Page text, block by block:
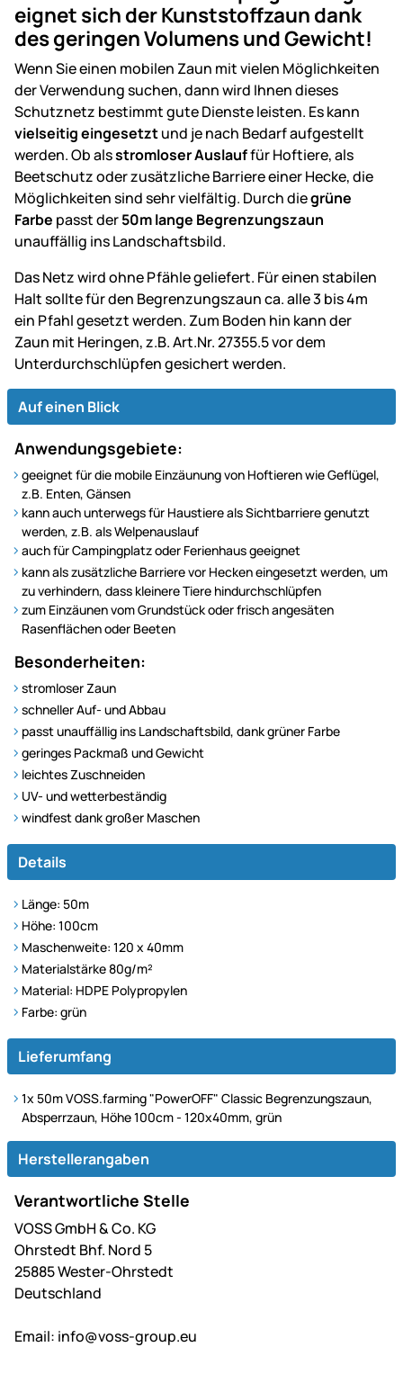
eignet sich der Kunststoffzaun dank
des geringen Volumens und Gewicht!
Wenn Sie einen mobilen Zaun mit vielen Möglichkeiten
der Verwendung suchen, dann wird Ihnen dieses
Schutznetz bestimmt gute Dienste leisten. Es kann
vielseitig eingesetztund je nach Bedarf aufgestellt
werden. Ob alsstromloser Auslauffür Hoftiere, als
Beetschutz oder zusätzliche Barriere einer Hecke, die
Möglichkeiten sind sehr vielfältig. Durch diegrüne
Farbe passt der50m lange Begrenzungszaun
unauffällig ins Landschaftsbild.
Das Netz wird ohne Pfähle geliefert. Für einen stabilen
Halt sollte für den Begrenzungszaun ca. alle 3 bis 4m
ein Pfahl gesetzt werden. Zum Boden hin kann der
Zaun mit Heringen, z.B. Art.Nr. 27355.5 vor dem
Unterdurchschlüpfen gesichert werden.
Auf einen Blick
Anwendungsgebiete:
geeignet für die mobile Einzäunung von Hoftieren wie Geflügel,
z.B. Enten, Gänsen
kann auch unterwegs für Haustiere als Sichtbarriere genutzt
werden, z.B. als Welpenauslauf
auch für Campingplatz oder Ferienhaus geeignet
kann als zusätzliche Barriere vor Hecken eingesetzt werden, um
zu verhindern, dass kleinere Tiere hindurchschlüpfen
zum Einzäunen vom Grundstück oder frisch angesäten
Rasenflächen oder Beeten
Besonderheiten:
stromloser Zaun
schneller Auf- und Abbau
passt unauffällig ins Landschaftsbild, dank grüner Farbe
geringes Packmaß und Gewicht
leichtes Zuschneiden
UV- und wetterbeständig
windfest dank großer Maschen
Details
Länge: 50m
Höhe: 100cm
Maschenweite: 120 x 40mm
Materialstärke 80g/m²
Material: HDPE Polypropylen
Farbe: grün
Lieferumfang
1x 50m VOSS.farming "PowerOFF" Classic Begrenzungszaun,
Absperrzaun, Höhe 100cm - 120x40mm, grün
Herstellerangaben
Verantwortliche Stelle
VOSS GmbH & Co. KG
Ohrstedt Bhf. Nord 5
25885 Wester-Ohrstedt
Deutschland
Email: info@voss-group.eu